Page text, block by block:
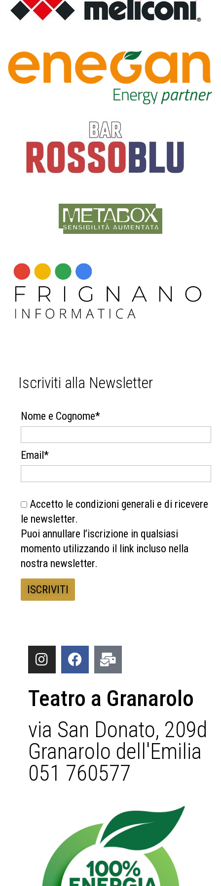
Iscriviti alla Newsletter
Nome e Cognome*
Email*
Accetto le condizioni generali e di ricevere
le newsletter.
Puoi annullare l’iscrizione in qualsiasi
momento utilizzando il link incluso nella
nostra newsletter.
Teatro a Granarolo
via San Donato, 209d
Granarolo dell'Emilia
051 760577